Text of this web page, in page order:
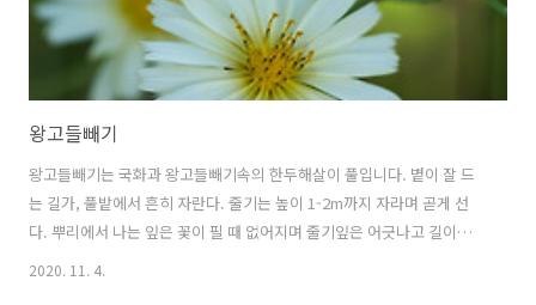
왕고들빼기
왕고들빼기는 국화과 왕고들빼기속의 한두해살이 풀입니다. 볕이 잘 드
는 길가, 풀밭에서 흔히 자란다. 줄기는 높이 1-2m까지 자라며 곧게 선
다. 뿌리에서 나는 잎은 꽃이 필 때 없어지며 줄기잎은 어긋나고 길이
10~30cm, 너비 1~5cm쯤 되는 긴 피침형이다. 깃 모양으로 깊게 갈라지
2020. 11. 4.